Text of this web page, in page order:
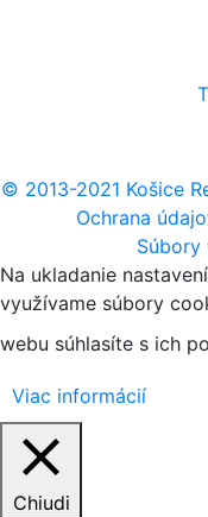
© 2013-2021 Košice
Ochrana
Súbory
Na ukladanie
využívame súbory
webu súhlasíte s ich
Viac informácií
Chiudi